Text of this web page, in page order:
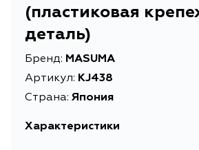
(пластиковая
деталь)
Бренд: MASUMA
Артикул: KJ438
Страна: Япония
Характеристики